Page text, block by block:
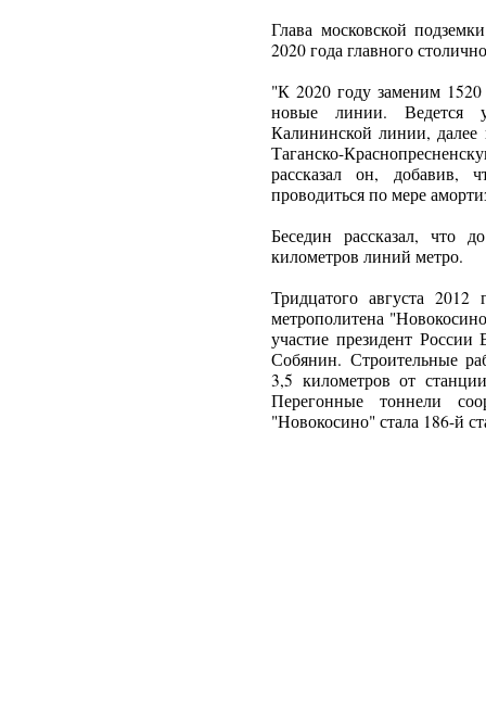
Глава московской
2020 года главного
"К 2020 году заменим
новые линии. Ведется
Калининской линии, далее
Таганско-
рассказал он, добавив,
проводиться по мере
Беседин рассказал, что
километров линий метро.
Тридцатого августа
метрополитена
участие президент
Собянин. Строительные
3,5 километров от
Перегонные тоннели
"Новокосино" стала 186-й